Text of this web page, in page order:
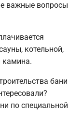
важные вопросы
котельной,
камина.
бани
по специальной